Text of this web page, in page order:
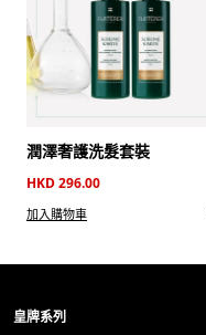
潤澤奢護洗髮套裝
HKD 296.00
加入購物車
皇牌系列